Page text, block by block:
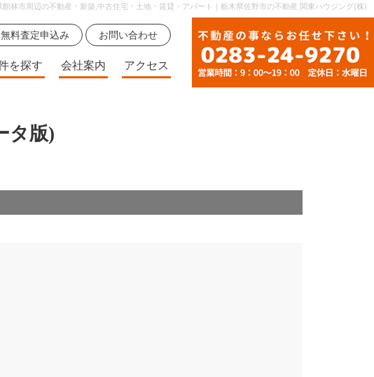
林市周辺の不動産・新築,中古住宅・土地・賃貸・アパート｜栃木県佐野市の不動産 関東ハウジング(株)
無料査定申込み お問い合わせ
を探す 会社案内 アクセス
タ版)